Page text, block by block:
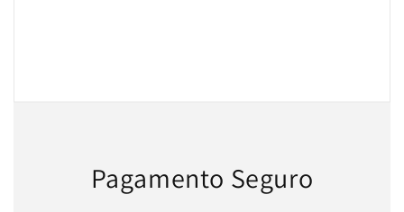
Pagamento Seguro